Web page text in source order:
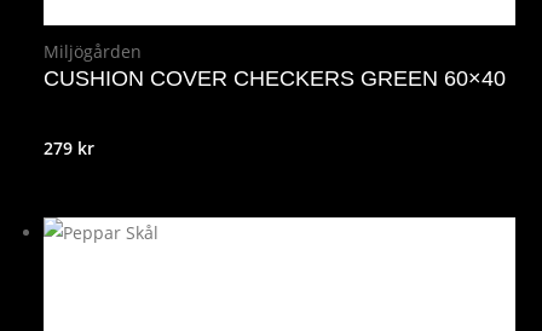
Miljögården
CUSHION COVER CHECKERS GREEN 60×40
279 kr